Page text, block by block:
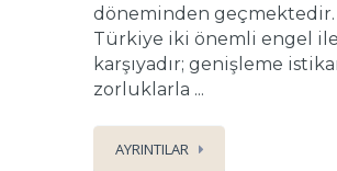
döneminden
Türkiye iki önemli engel ile
karşıyadır; genişleme
zorluklarla ...
AYRINTILAR